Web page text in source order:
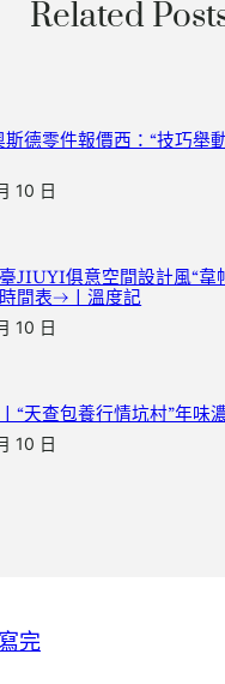
Related
斯德零件報價西：“技巧舉
10 日
JIUYI俱意空間設計風“韋
間表→丨溫度記
10 日
“天查包養行情坑村”年味
10 日
完